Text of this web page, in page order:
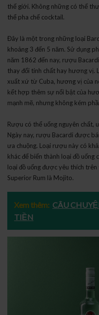
thế giới. Không những có thể
thể pha chế cocktail.
Đây là một trong những loại
khoảng 3 đến 5 năm. Sử dụng
năm 1862 đến nay, rượu
thay đổi tinh chất hay hương vị.
xuất xứ từ Cuba, hương vị của
kết hợp thêm sự nổi bật của
mạnh mẽ, nhưng không kém
Rượu có thể uống nguyên chất,
Ngày nay, rượu Bacardi được
ưa chuộng. Loại rượu này có
khác để biến thành loại đồ
loại đồ uống được yêu thích
Superior Rum là Mojito.
Xem thêm: CÂU
TIỀN